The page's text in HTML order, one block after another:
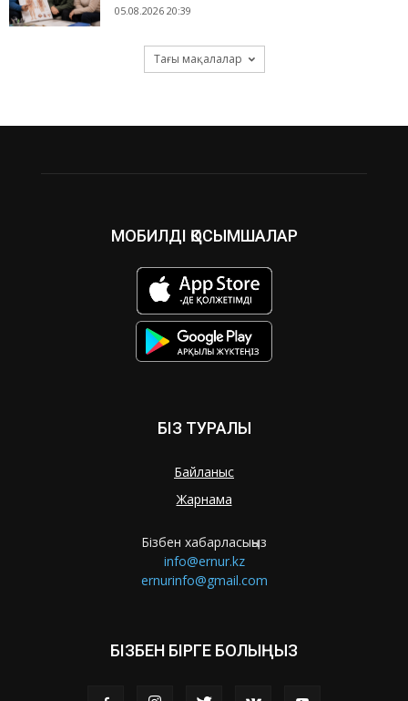
05.08.2026 20:39
Тағы мақалалар
МОБИЛДІ ҚОСЫМШАЛАР
БІЗ ТУРАЛЫ
Байланыс
Жарнама
Бізбен хабарласыңыз
info@ernur.kz
ernurinfo@gmail.com
БІЗБЕН БІРГЕ БОЛЫҢЫЗ